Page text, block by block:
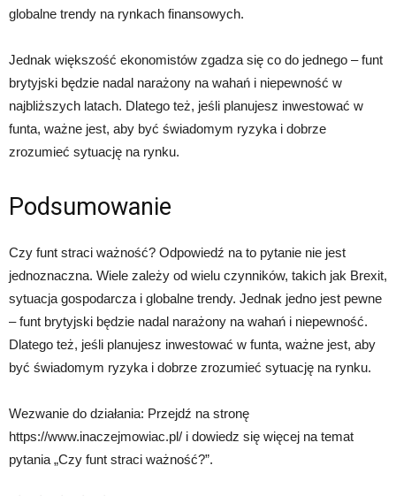
globalne trendy na rynkach finansowych.
Jednak większość ekonomistów zgadza się co do jednego – funt
brytyjski będzie nadal narażony na wahań i niepewność w
najbliższych latach. Dlatego też, jeśli planujesz inwestować w
funta, ważne jest, aby być świadomym ryzyka i dobrze
zrozumieć sytuację na rynku.
Podsumowanie
Czy funt straci ważność? Odpowiedź na to pytanie nie jest
jednoznaczna. Wiele zależy od wielu czynników, takich jak Brexit,
sytuacja gospodarcza i globalne trendy. Jednak jedno jest pewne
– funt brytyjski będzie nadal narażony na wahań i niepewność.
Dlatego też, jeśli planujesz inwestować w funta, ważne jest, aby
być świadomym ryzyka i dobrze zrozumieć sytuację na rynku.
Wezwanie do działania: Przejdź na stronę
https://www.inaczejmowiac.pl/ i dowiedz się więcej na temat
pytania „Czy funt straci ważność?”.